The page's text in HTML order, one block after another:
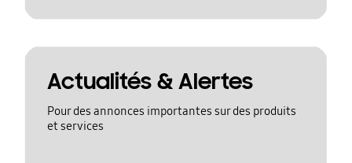
Actualités & Alertes
Pour des annonces importantes sur des produits
et services